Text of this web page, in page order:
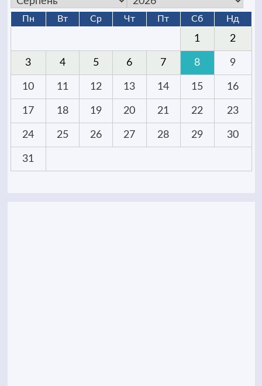
Пн Вт Ср Чт Пт Сб Нд
1 2
3 4 5 6 7 8 9
10 11 12 13 14 15 16
17 18 19 20 21 22 23
24 25 26 27 28 29 30
31